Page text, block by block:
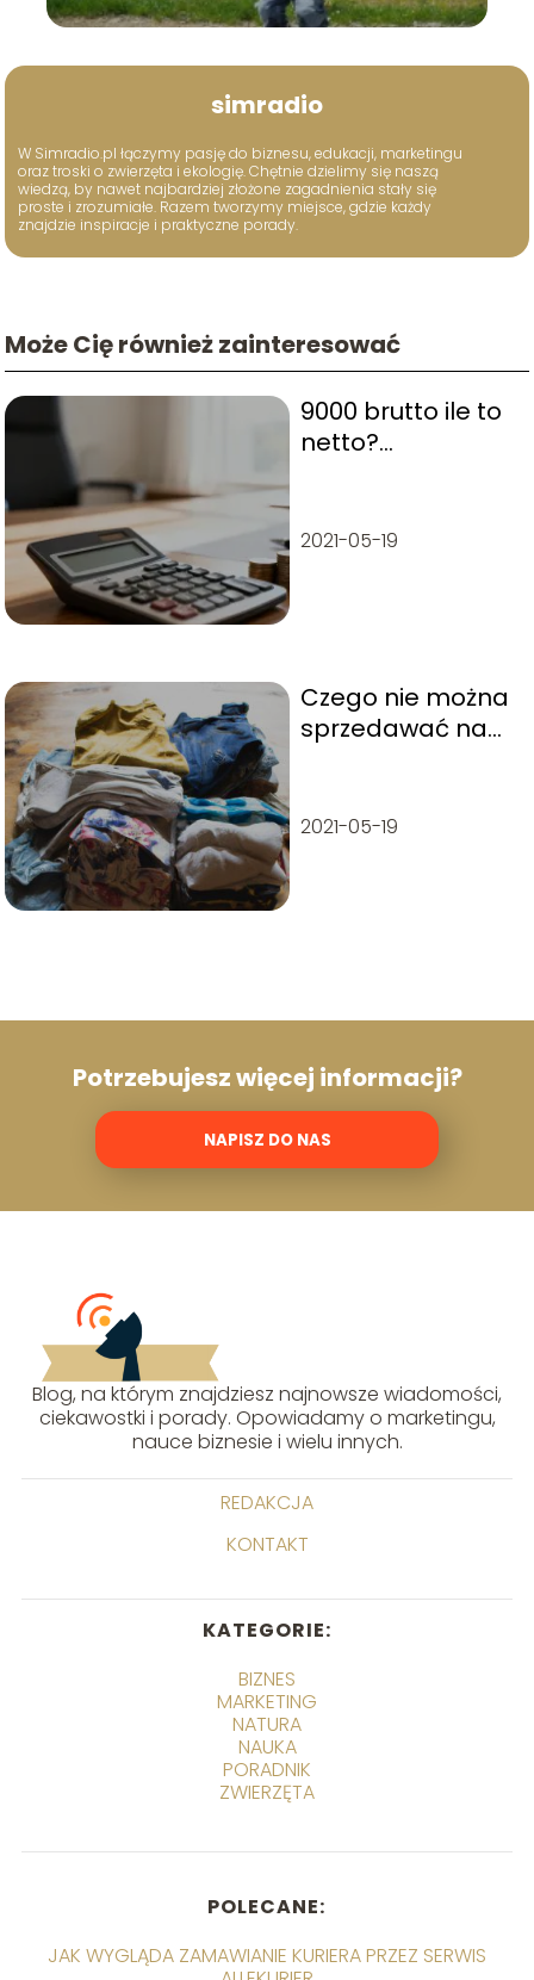
simradio
W Simradio.pl łączymy pasję do biznesu, edukacji, marketingu
oraz troski o zwierzęta i ekologię. Chętnie dzielimy się naszą
wiedzą, by nawet najbardziej złożone zagadnienia stały się
proste i zrozumiałe. Razem tworzymy miejsce, gdzie każdy
znajdzie inspiracje i praktyczne porady.
Może Cię również zainteresować
9000 brutto ile to
netto?
2021-05-19
Czego nie można
sprzedawać na
2021-05-19
Potrzebujesz więcej informacji?
NAPISZ DO NAS
Blog, na którym znajdziesz najnowsze wiadomości,
ciekawostki i porady. Opowiadamy o marketingu,
nauce biznesie i wielu innych.
REDAKCJA
KONTAKT
KATEGORIE:
BIZNES
MARKETING
NATURA
NAUKA
PORADNIK
ZWIERZĘTA
POLECANE:
JAK WYGLĄDA ZAMAWIANIE KURIERA PRZEZ SERWIS